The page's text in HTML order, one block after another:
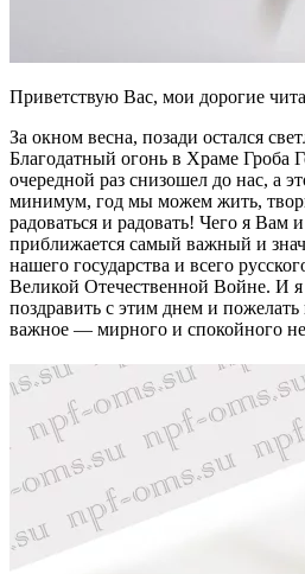
Приветствую Вас, мои дорогие
За окном весна, позади остался
Благодатный огонь в Храме Гроба
очередной раз снизошел до нас, а
минимум, год мы можем жить,
радоваться и радовать! Чего я
приближается самый важный и
нашего государства и всего
Великой Отечественной Войне. И
поздравить с этим днем и
важное — мирного и спокойного